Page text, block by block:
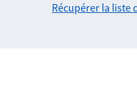
Récupérer la liste